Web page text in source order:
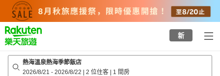
top
page
新
熱海溫泉熱海季節飯店
2026/8/21 - 2026/8/22 | 2 位住客 | 1 間房